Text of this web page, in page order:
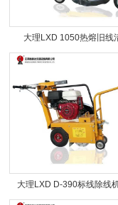
大理LXD 1050热熔旧线
大理LXD D-390标线除线